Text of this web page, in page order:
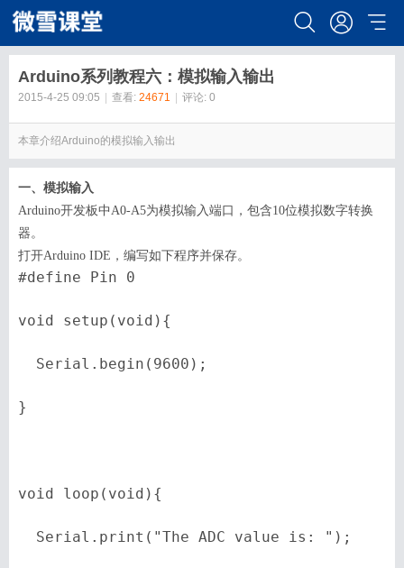
Arduino系列教程六：模拟输入输出
2015-4-25 09:05 查看: 24671 评论: 0
本章介绍Arduino的模拟输入输出
一、模拟输入
Arduino开发板中A0-A5为模拟输入端口，包含10位模拟数字转换
器。
打开Arduino IDE ，编写如下程序并保存。
#define Pin 0
void setup(void){
  Serial.begin(9600);
}
void loop(void){
  Serial.print("The ADC value is: ");